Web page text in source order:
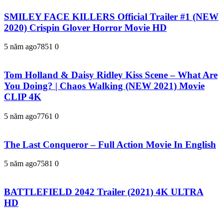
SMILEY FACE KILLERS Official Trailer #1 (NEW
2020) Crispin Glover Horror Movie HD
5 năm ago7851 0
Tom Holland & Daisy Ridley Kiss Scene – What Are
You Doing? | Chaos Walking (NEW 2021) Movie
CLIP 4K
5 năm ago7761 0
The Last Conqueror – Full Action Movie In English
5 năm ago7581 0
BATTLEFIELD 2042 Trailer (2021) 4K ULTRA
HD